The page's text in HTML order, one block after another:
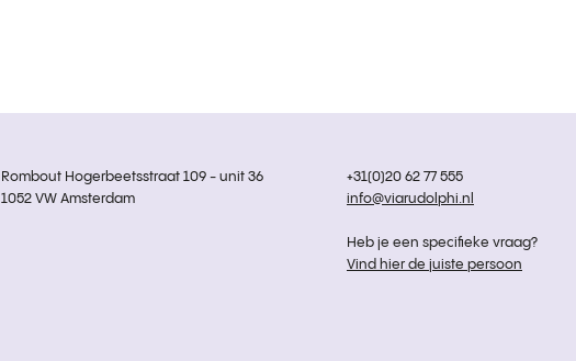
Rombout Hogerbeetsstraat 109 - unit 36
1052 VW Amsterdam
+31(0)20 62 77 555
info@viarudolphi.nl
Heb je een specifieke vraag?
Vind hier de juiste persoon